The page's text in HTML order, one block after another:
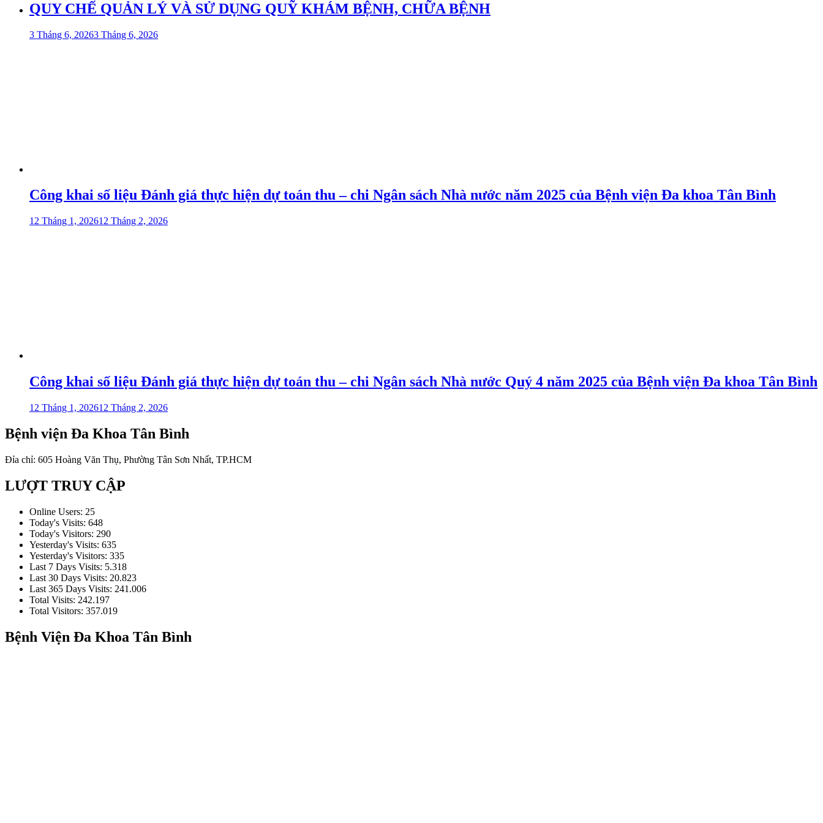
QUY CHẾ QUẢN LÝ VÀ SỬ DỤNG QUỸ KHÁM BỆNH, CHỮA BỆNH
3 Tháng 6, 20263 Tháng 6, 2026
Công khai số liệu Đánh giá thực hiện dự toán thu – chi Ngân sách Nhà nước năm 2025 của Bệnh viện Đa khoa Tân Bình
12 Tháng 1, 202612 Tháng 2, 2026
Công khai số liệu Đánh giá thực hiện dự toán thu – chi Ngân sách Nhà nước Quý 4 năm 2025 của Bệnh viện Đa khoa Tân Bình
12 Tháng 1, 202612 Tháng 2, 2026
Bệnh viện Đa Khoa Tân Bình
Đỉa chỉ: 605 Hoàng Văn Thụ, Phường Tân Sơn Nhất, TP.HCM
LƯỢT TRUY CẬP
Online Users: 25
Today's Visits: 648
Today's Visitors: 290
Yesterday's Visits: 635
Yesterday's Visitors: 335
Last 7 Days Visits: 5.318
Last 30 Days Visits: 20.823
Last 365 Days Visits: 241.006
Total Visits: 242.197
Total Visitors: 357.019
Bệnh Viện Đa Khoa Tân Bình